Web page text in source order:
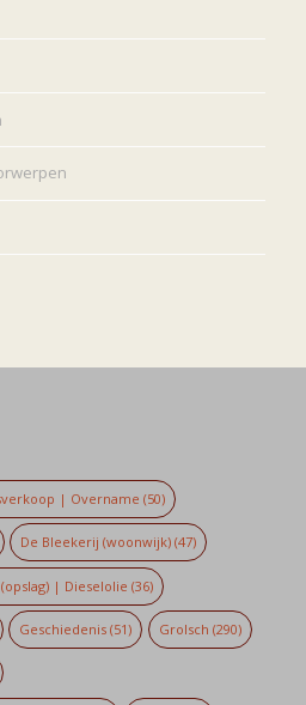
| Overname (50)
De Bleekerij (woonwijk) (47)
| Dieselolie (36)
Geschiedenis (51) Grolsch (290)